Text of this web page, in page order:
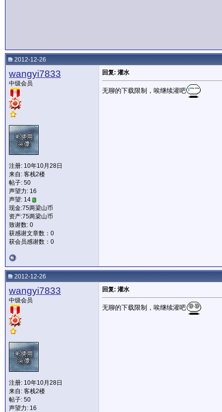
2012-12-26
wangyi7833
中级会员
注册: 10年10月28日
来自: 客栈2楼
帖子: 50
声望力: 16
声望: 14
现金:75两梁山币
资产:75两梁山币
致谢数: 0
获感谢文章数：0
获会员感谢数：0
回复: 灌水
无聊的下载限制，唉继续灌吧
2012-12-26
wangyi7833
中级会员
注册: 10年10月28日
来自: 客栈2楼
帖子: 50
声望力: 16
回复: 灌水
无聊的下载限制，唉继续灌吧